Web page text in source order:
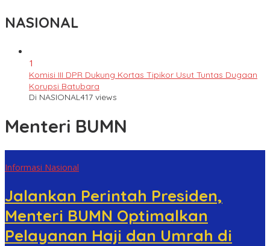
NASIONAL
1
Komisi III DPR Dukung Kortas Tipikor Usut Tuntas Dugaan
Korupsi Batubara
Di NASIONAL417 views
Menteri BUMN
Informasi Nasional
Jalankan Perintah Presiden,
Menteri BUMN Optimalkan
Pelayanan Haji dan Umrah di